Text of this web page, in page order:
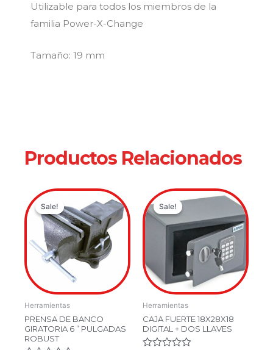
Utilizable para todos los miembros de la
familia Power-X-Change
Tamaño: 19 mm
Productos Relacionados
Sale!
Sale!
Herramientas
PRENSA DE BANCO
GIRATORIA 6 ” PULGADAS
ROBUST
Original
price
was:
$499,900.00.
Current
price
is:
$399,900.00.
Sale!
Sale!
Herramientas
CAJA FUERTE 18X28X18
DIGITAL + DOS LLAVES
Original
price
was:
Current
price
is: